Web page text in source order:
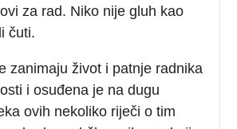
za rad. Niko nije gluh kao
čuti.
zanimaju život i patnje radnika
i osuđena je na dugu
ovih nekoliko riječi o tim